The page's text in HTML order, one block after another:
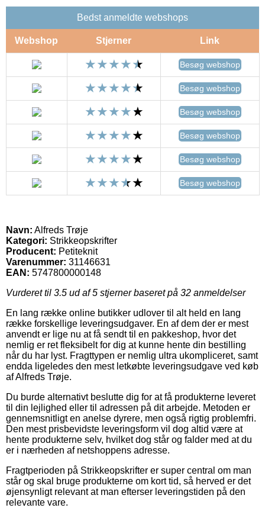
Bedst anmeldte webshops
Webshop Stjerner Link
Besøg webshop
Besøg webshop
Besøg webshop
Besøg webshop
Besøg webshop
Besøg webshop
Navn: Alfreds Trøje
Kategori: Strikkeopskrifter
Producent: Petiteknit
Varenummer: 31146631
EAN: 5747800000148
Vurderet til 3.5 ud af 5 stjerner baseret på 32 anmeldelser
En lang række online butikker udlover til alt held en lang
række forskellige leveringsudgaver. En af dem der er mest
anvendt er lige nu at få sendt til en pakkeshop, hvor det
nemlig er ret fleksibelt for dig at kunne hente din bestilling
når du har lyst. Fragttypen er nemlig ultra ukompliceret, samt
endda ligeledes den mest letkøbte leveringsudgave ved køb
af Alfreds Trøje.
Du burde alternativt beslutte dig for at få produkterne leveret
til din lejlighed eller til adressen på dit arbejde. Metoden er
gennemsnitligt en anelse dyrere, men også rigtig problemfri.
Den mest prisbevidste leveringsform vil dog altid være at
hente produkterne selv, hvilket dog står og falder med at du
er i nærheden af netshoppens adresse.
Fragtperioden på Strikkeopskrifter er super central om man
står og skal bruge produkterne om kort tid, så herved er det
øjensynligt relevant at man efterser leveringstiden på den
relevante vare.